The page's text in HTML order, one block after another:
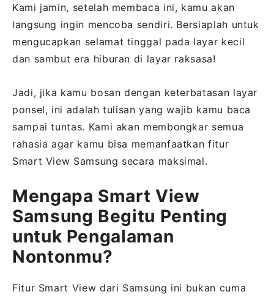
Kami jamin, setelah membaca ini, kamu akan
langsung ingin mencoba sendiri. Bersiaplah untuk
mengucapkan selamat tinggal pada layar kecil
dan sambut era hiburan di layar raksasa!
Jadi, jika kamu bosan dengan keterbatasan layar
ponsel, ini adalah tulisan yang wajib kamu baca
sampai tuntas. Kami akan membongkar semua
rahasia agar kamu bisa memanfaatkan fitur
Smart View Samsung secara maksimal.
Mengapa Smart View
Samsung Begitu Penting
untuk Pengalaman
Nontonmu?
Fitur Smart View dari Samsung ini bukan cuma